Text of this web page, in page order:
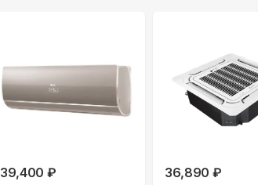
39,400 ₽
36,890 ₽